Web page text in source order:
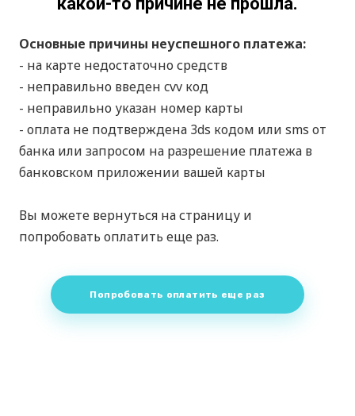
Основные причины неуспешного платежа:
- на карте недостаточно средств
- неправильно введен cvv код
- неправильно указан номер карты
- оплата не подтверждена 3ds кодом или sms от
банка или запросом на разрешение платежа в
банковском приложении вашей карты
Вы можете вернуться на страницу и
попробовать оплатить еще раз.
Попробовать оплатить еще раз